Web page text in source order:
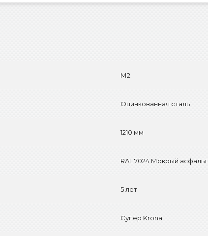
М2
Оцинкованная сталь
1210 мм
RAL 7024 Мокрый асфальт
5 лет
Супер Krona